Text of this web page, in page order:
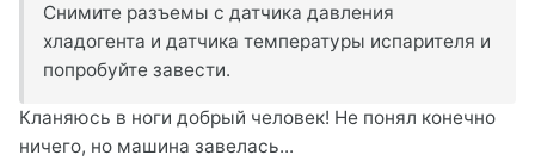
Снимите разъемы с датчика давления
хладогента и датчика температуры испарителя и
попробуйте завести.
Кланяюсь в ноги добрый человек! Не понял конечно
ничего, но машина завелась...